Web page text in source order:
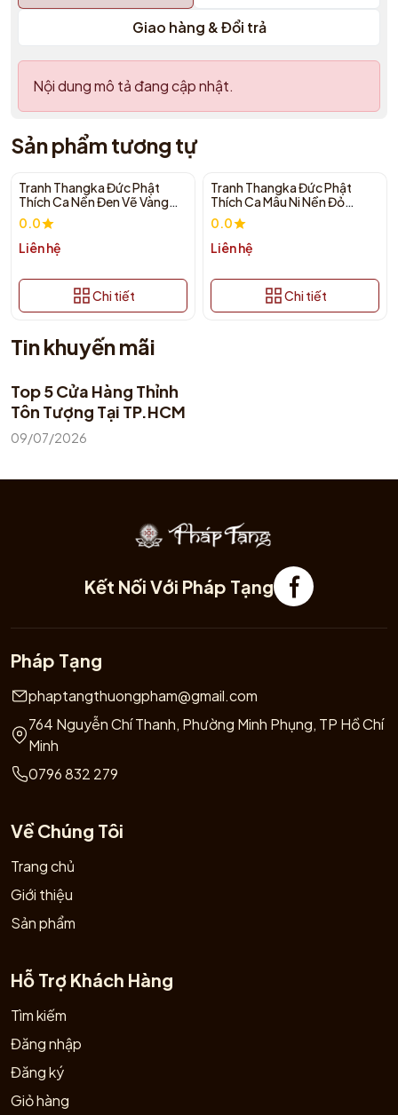
Giao hàng & Đổi trả
Nội dung mô tả đang cập nhật.
Sản phẩm tương tự
Tranh Thangka Đức Phật
Thích Ca Nền Đen Vẽ Vàng
117x155cm | Pháp Tạng
0.0
Liên hệ
Chi tiết
Tranh Thangka Đức Phật
Thích Ca Mâu Ni Nền Đỏ
59x77cm | Pháp Tạng
0.0
Liên hệ
Chi tiết
Tin khuyến mãi
Top 5 Cửa Hàng Thỉnh
Tôn Tượng Tại TP.HCM
09/07/2026
Kết Nối Với Pháp Tạng
Pháp Tạng
phaptangthuongpham@gmail.com
764 Nguyễn Chí Thanh, Phường Minh Phụng, TP Hồ Chí
Minh
0796 832 279
Về Chúng Tôi
Trang chủ
Giới thiệu
Sản phẩm
Hỗ Trợ Khách Hàng
Tìm kiếm
Đăng nhập
Đăng ký
Giỏ hàng